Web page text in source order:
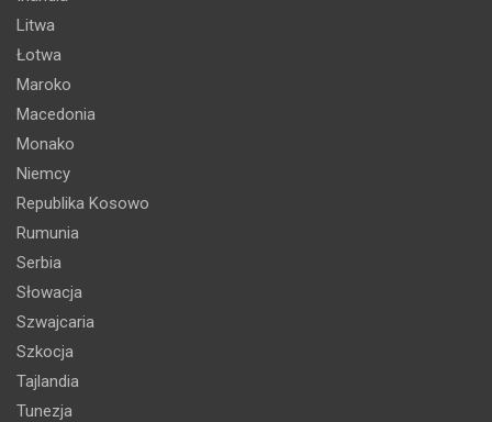
Litwa
Łotwa
Maroko
Macedonia
Monako
Niemcy
Republika Kosowo
Rumunia
Serbia
Słowacja
Szwajcaria
Szkocja
Tajlandia
Tunezja